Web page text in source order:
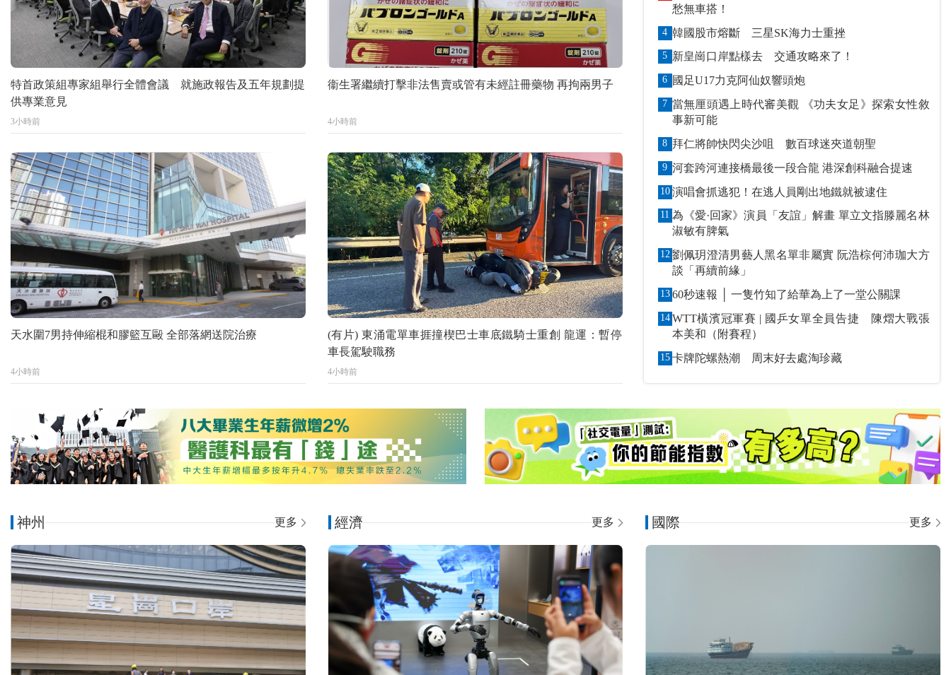
特首政策組專家組舉行全體會議 就施政報告及五年規劃提
供專業意見
3小時前
衞生署繼續打擊非法售賣或管有未經註冊藥物 再拘兩男子
4小時前
天水圍7男持伸縮棍和膠籃互毆 全部落網送院治療
4小時前
(有片) 東涌電單車捱撞楔巴士車底鐵騎士重創 龍運：暫停
車長駕駛職務
4小時前
愁無車搭！
4 韓國股市熔斷 三星SK海力士重挫
5 新皇崗口岸點樣去 交通攻略來了！
6 國足U17力克阿仙奴響頭炮
7 當無厘頭遇上時代審美觀 《功夫女足》探索女性敘
事新可能
8 拜仁將帥快閃尖沙咀 數百球迷夾道朝聖
9 河套跨河連接橋最後一段合龍 港深創科融合提速
10 演唱會抓逃犯！在逃人員剛出地鐵就被逮住
11 為《愛·回家》演員「友誼」解畫 單立文指滕麗名林
淑敏有脾氣
12 劉佩玥澄清男藝人黑名單非屬實 阮浩棕何沛珈大方
談「再續前緣」
13 60秒速報 │ 一隻竹知了給華為上了一堂公關課
14 WTT橫濱冠軍賽 | 國乒女單全員告捷 陳熠大戰張
本美和（附賽程）
15 卡牌陀螺熱潮 周末好去處淘珍藏
神州 更多 經濟 更多 國際 更多